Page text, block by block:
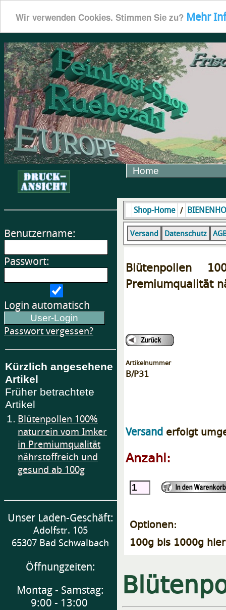
Wir verwenden Cookies. Stimmen Sie zu? Mehr
Home
Benutzername:
Passwort:
Login automatisch
Passwort vergessen?
Kürzlich angesehene
Artikel
Früher betrachtete
Artikel
1. Blütenpollen 100%
naturrein vom Imker
in Premiumqualität
nährstoffreich und
gesund ab 100g
Unser Laden-Geschäft:
Adolfstr. 105
65307 Bad Schwalbach
Öffnungzeiten:
Montag - Samstag:
9:00 - 13:00
Shop-Home /
Versand Datenschutz
Blütenpollen
Premiumqualität
Artikelnummer
B/P31
Versand erfolgt
Anzahl:
Optionen:
100g bis 1000g